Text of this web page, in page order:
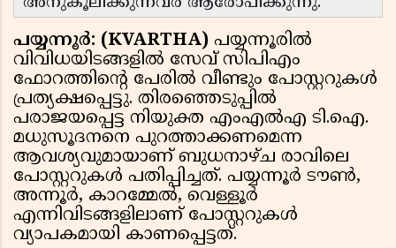
പയ്യന്നൂർ: (KVARTHA) പയ്യന്നൂരിൽ
വിവിധയിടങ്ങളിൽ സേവ് സിപിഎം
ഫോറത്തിൻ്റെ പേരിൽ വീണ്ടും പോസ്റ്ററുകൾ
പ്രത്യക്ഷപ്പെട്ടു. തിരഞ്ഞെടുപ്പിൽ
പരാജയപ്പെട്ട നിയുക്ത എംഎൽഎ ടി.ഐ.
മധുസൂദനനെ പുറത്താക്കണമെന്ന
ആവശ്യവുമായാണ് ബുധനാഴ്ച രാവിലെ
പോസ്റ്ററുകൾ പതിപ്പിച്ചത്. പയ്യന്നൂർ ടൗൺ,
അന്നൂർ, കാറമ്മേൽ, വെള്ളൂർ
എന്നിവിടങ്ങളിലാണ് പോസ്റ്ററുകൾ
വ്യാപകമായി കാണപ്പെട്ടത്.